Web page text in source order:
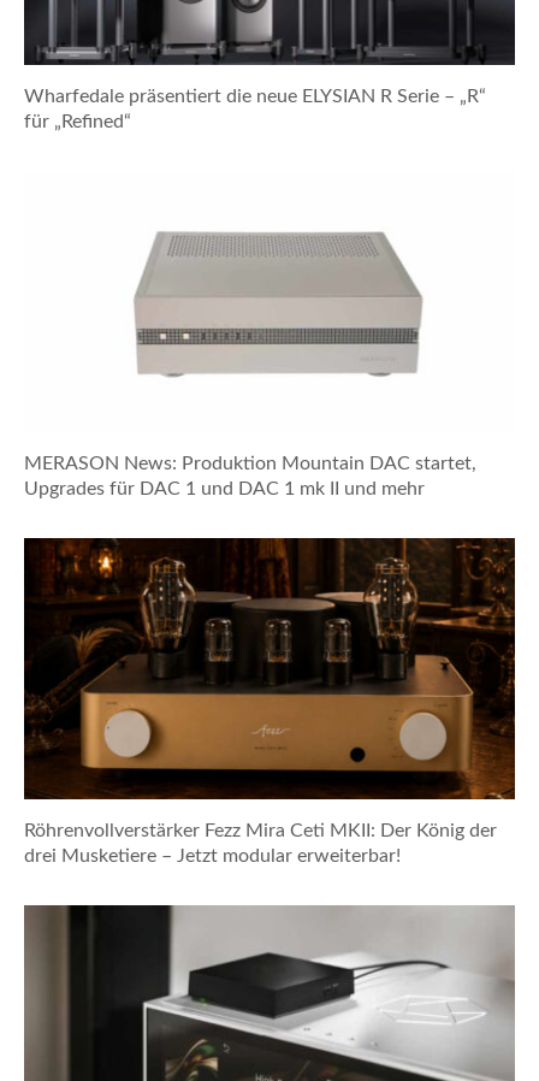
Wharfedale präsentiert die neue ELYSIAN R Serie – „R“
für „Refined“
MERASON News: Produktion Mountain DAC startet,
Upgrades für DAC 1 und DAC 1 mk II und mehr
Röhrenvollverstärker Fezz Mira Ceti MKII: Der König der
drei Musketiere – Jetzt modular erweiterbar!